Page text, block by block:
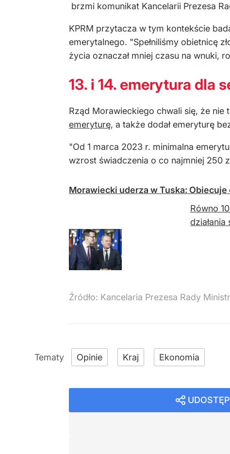
brzmi komunikat Kancelarii Prezesa
KPRM przytacza w tym kontekście
emerytalnego. "Spełniliśmy obietnicę
życia oznaczał mniej czasu na wnuki,
13. i 14. emerytura dla
Rząd Morawieckiego chwali się, że
emeryturę, a także dodał emeryturę
"Od 1 marca 2023 r. minimalna
wzrost świadczenia o co najmniej 250
Morawiecki uderza w Tuska:
Równo
działania
Źródło: Kancelaria Prezesa Rady
Opinie Kraj Ekonomia